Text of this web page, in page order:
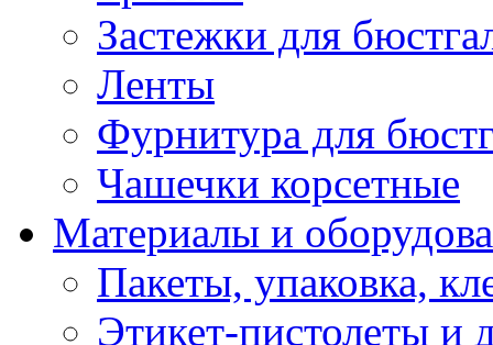
Застежки для
Ленты
Фурнитура для
Чашечки корсетные
Материалы и
Пакеты, упаковка,
Этикет-пистолеты и